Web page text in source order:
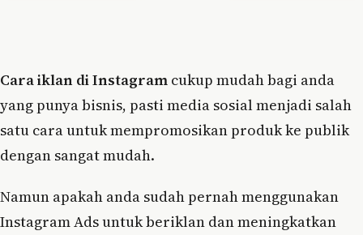
Cara iklan di Instagram cukup mudah bagi anda
yang punya bisnis, pasti media sosial menjadi salah
satu cara untuk mempromosikan produk ke publik
dengan sangat mudah.
Namun apakah anda sudah pernah menggunakan
Instagram Ads untuk beriklan dan meningkatkan